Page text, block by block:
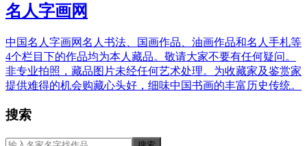
名人字画网
中国名人字画网名人书法、国画作品、油画作品和名人手札等
4个栏目下的作品均为本人藏品。敬请大家不要有任何疑问。
非专业拍照，藏品图片未经任何艺术处理。为收藏家及鉴赏家
提供难得的机会购藏心头好，细味中国书画的丰富历史传统。
搜索